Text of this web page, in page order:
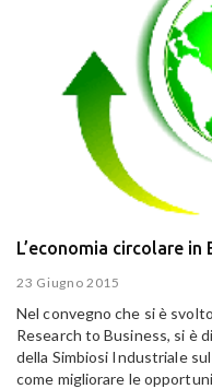
L’economia circolare in
23 Giugno 2015
Nel convegno che si è
Research to Business, si è
della Simbiosi Industriale
come migliorare le